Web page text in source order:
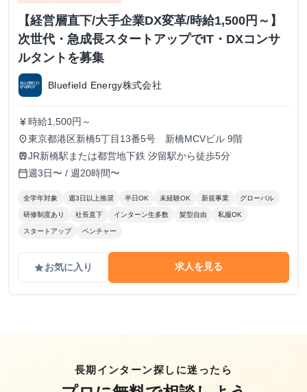
【経営層直下/大手企業DX変革/時給1,500円～】
次世代・急成長スタートアップでIT・DXコンサ
ルタントを募集
Bluefield Energy株式会社
currency_yen 時給1,500円～
place東京都港区新橋5丁目13番5号 新橋MCVビル 9階
trainJR新橋駅または都営地下鉄 汐留駅から徒歩5分
calendar_today週3日〜 / 週20時間〜
全学年対象 週3日以上推奨 半日OK 未経験OK 新規事業 グローバル
研修制度あり 社長直下 インターン生多数 髪型自由 私服OK
スタートアップ ベンチャー
gradeお気に入り 求人を見る
長期インターン探しに迷ったら